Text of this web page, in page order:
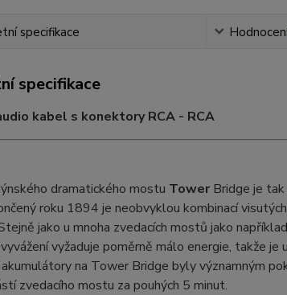
specifikace
specifikace
kabel s konektory RCA - RCA
dramatického mostu TowerBridge je tak
roku 1894 je neobvyklou kombinací
jako u mnoha zvedacích mostů jako
vyžaduje poměrně málo energie, takže
na Tower Bridge byly významným
zvedacího mostu za pouhých 5 minut.